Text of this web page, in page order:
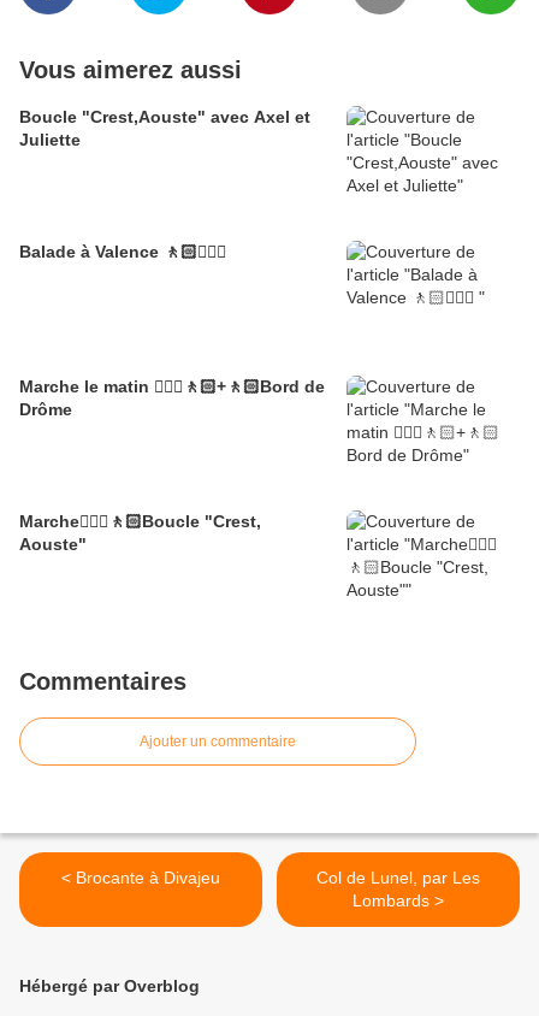
Vous aimerez aussi
Boucle "Crest,Aouste" avec Axel et
Juliette
Balade à Valence 🚶🏻🚶🏼‍♂️
Marche le matin 🚶🏼‍♂️🚶🏻+🚶🏻Bord de
Drôme
Marche🚶🏼‍♂️🚶🏻Boucle "Crest,
Aouste"
Commentaires
Ajouter un commentaire
< Brocante à Divajeu
Col de Lunel, par Les
Lombards >
Hébergé par Overblog